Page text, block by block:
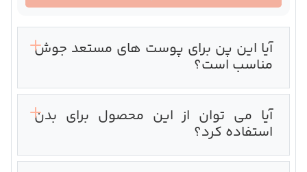
آیا این پن برای پوست های مستعد جوش
مناسب است؟
آیا می توان از این محصول برای بدن
استفاده کرد؟